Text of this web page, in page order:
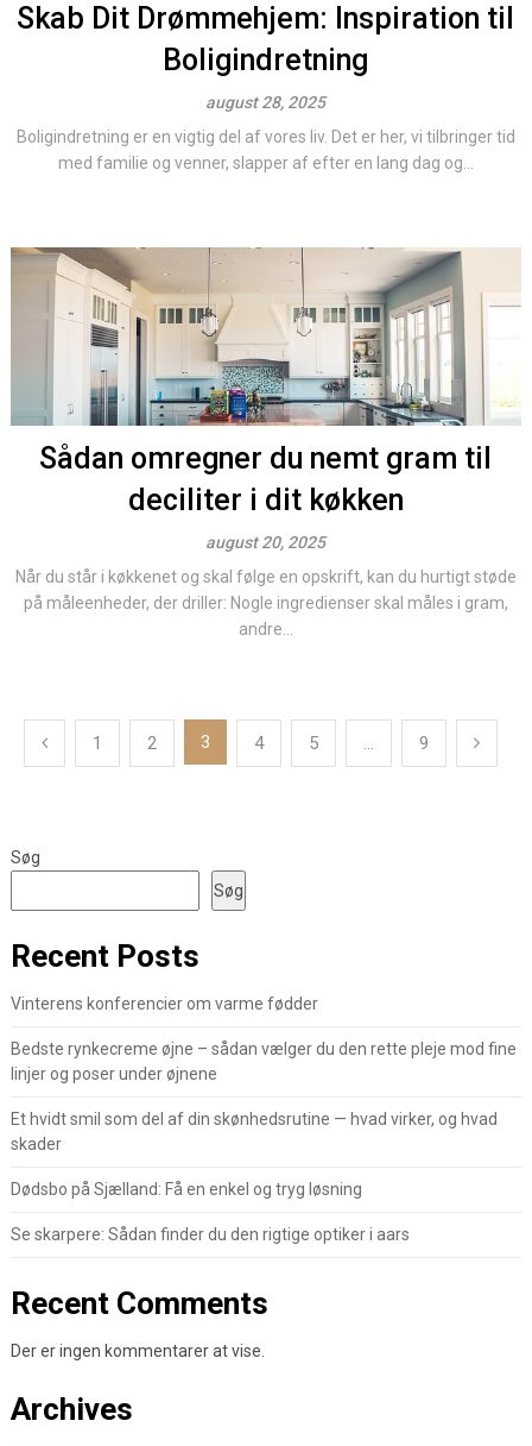
Skab Dit Drømmehjem: Inspiration til
Boligindretning
august 28, 2025
Boligindretning er en vigtig del af vores liv. Det er her, vi tilbringer tid
med familie og venner, slapper af efter en lang dag og...
Sådan omregner du nemt gram til
deciliter i dit køkken
august 20, 2025
Når du står i køkkenet og skal følge en opskrift, kan du hurtigt støde
på måleenheder, der driller: Nogle ingredienser skal måles i gram,
andre...
Indlægsinddeling
1 2 3 4 5 … 9
Søg
Søg
Recent Posts
Vinterens konferencier om varme fødder
Bedste rynkecreme øjne – sådan vælger du den rette pleje mod fine
linjer og poser under øjnene
Et hvidt smil som del af din skønhedsrutine — hvad virker, og hvad
skader
Dødsbo på Sjælland: Få en enkel og tryg løsning
Se skarpere: Sådan finder du den rigtige optiker i aars
Recent Comments
Der er ingen kommentarer at vise.
Archives